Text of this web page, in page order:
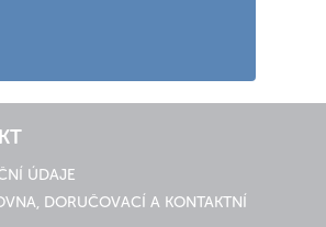
ÚDAJE
DORUČOVACÍ A KONTAKTNÍ